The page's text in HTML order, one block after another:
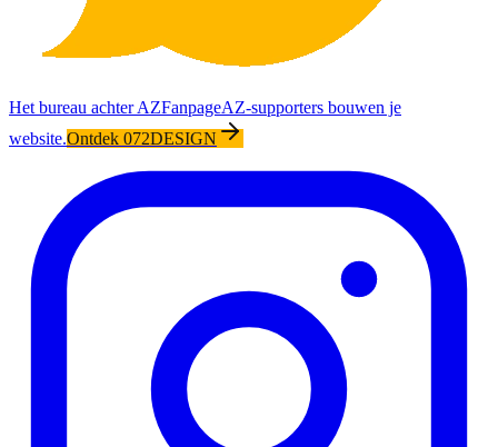
Het bureau achter AZFanpageAZ-supporters bouwen je
website.Ontdek 072DESIGN